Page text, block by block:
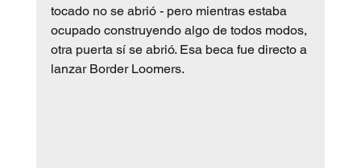
tocado no se abrió - pero mientras estaba
ocupado construyendo algo de todos modos,
otra puerta sí se abrió. Esa beca fue directo a
lanzar Border Loomers.